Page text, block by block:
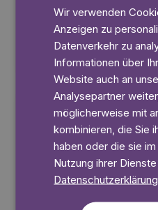
Wir verwenden
Anzeigen zu
Datenverkehr zu
Informationen über
Website auch an
Analysepartner
möglicherweise mit
kombinieren, die Sie
haben oder die sie
Nutzung ihrer
Datenschutzerklärung